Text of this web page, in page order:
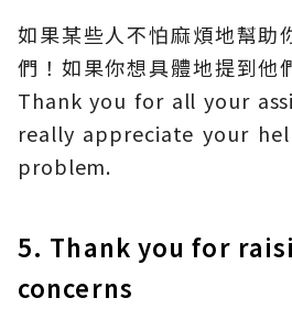
如果某些人不怕麻煩地幫助
們！如果你想具體地提到他
Thank you for all your
really appreciate your
problem.
5. Thank you for
concerns